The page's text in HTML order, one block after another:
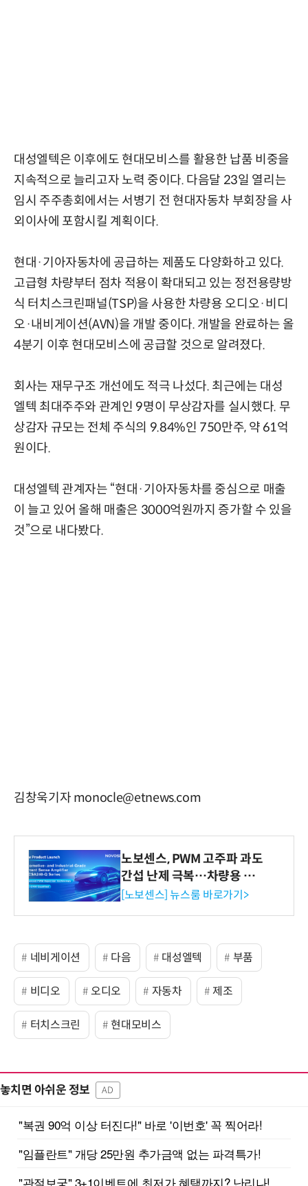
대성엘텍은 이후에도 현대모비스를 활용한 납품 비중을
지속적으로 늘리고자 노력 중이다. 다음달 23일 열리는
임시 주주총회에서는 서병기 전 현대자동차 부회장을 사
외이사에 포함시킬 계획이다.
현대·기아자동차에 공급하는 제품도 다양화하고 있다.
고급형 차량부터 점차 적용이 확대되고 있는 정전용량방
식 터치스크린패널(TSP)을 사용한 차량용 오디오·비디
오·내비게이션(AVN)을 개발 중이다. 개발을 완료하는 올
4분기 이후 현대모비스에 공급할 것으로 알려졌다.
회사는 재무구조 개선에도 적극 나섰다. 최근에는 대성
엘텍 최대주주와 관계인 9명이 무상감자를 실시했다. 무
상감자 규모는 전체 주식의 9.84%인 750만주, 약 61억
원이다.
대성엘텍 관계자는 “현대·기아자동차를 중심으로 매출
이 늘고 있어 올해 매출은 3000억원까지 증가할 수 있을
것”으로 내다봤다.
김창욱기자 monocle@etnews.com
노보센스, PWM 고주파 과도
간섭 난제 극복…차량용 전
류 감지 증폭기
[노보센스] 뉴스룸 바로가기>
네비게이션 다음 대성엘텍 부품
비디오 오디오 자동차 제조
터치스크린 현대모비스
놓치면 아쉬운 정보 AD